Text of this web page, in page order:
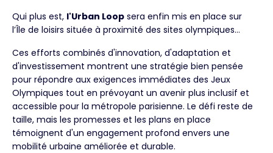
Qui plus est, l'Urban Loop sera enfin mis en place sur
l’Île de loisirs située à proximité des sites olympiques…
Ces efforts combinés d'innovation, d'adaptation et
d'investissement montrent une stratégie bien pensée
pour répondre aux exigences immédiates des Jeux
Olympiques tout en prévoyant un avenir plus inclusif et
accessible pour la métropole parisienne. Le défi reste de
taille, mais les promesses et les plans en place
témoignent d'un engagement profond envers une
mobilité urbaine améliorée et durable.